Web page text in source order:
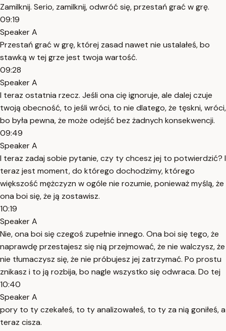
Zamilknij. Serio, zamilknij, odwróć się, przestań grać w grę.
09:19
Speaker A
Przestań grać w grę, której zasad nawet nie ustalałeś, bo
stawką w tej grze jest twoja wartość.
09:28
Speaker A
I teraz ostatnia rzecz. Jeśli ona cię ignoruje, ale dalej czuje
twoją obecność, to jeśli wróci, to nie dlatego, że tęskni, wróci,
bo była pewna, że może odejść bez żadnych konsekwencji.
09:49
Speaker A
I teraz zadaj sobie pytanie, czy ty chcesz jej to potwierdzić? I
teraz jest moment, do którego dochodzimy, którego
większość mężczyzn w ogóle nie rozumie, ponieważ myślą, że
ona boi się, że ją zostawisz.
10:19
Speaker A
Nie, ona boi się czegoś zupełnie innego. Ona boi się tego, że
naprawdę przestajesz się nią przejmować, że nie walczysz, że
nie tłumaczysz się, że nie próbujesz jej zatrzymać. Po prostu
znikasz i to ją rozbija, bo nagle wszystko się odwraca. Do tej
10:40
Speaker A
pory to ty czekałeś, to ty analizowałeś, to ty za nią goniłeś, a
teraz cisza.